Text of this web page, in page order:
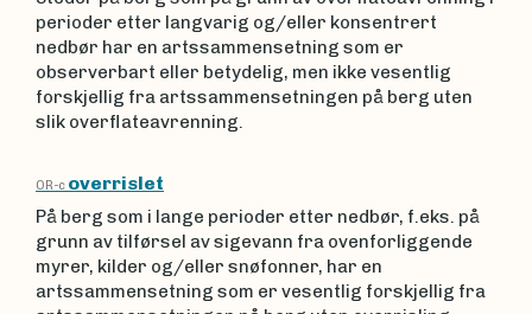
perioder etter langvarig og/eller konsentrert
nedbør har en artssammensetning som er
observerbart eller betydelig, men ikke vesentlig
forskjellig fra artssammensetningen på berg uten
slik overflateavrenning.
OR-c overrislet
På berg som i lange perioder etter nedbør, f.eks. på
grunn av tilførsel av sigevann fra ovenforliggende
myrer, kilder og/eller snøfonner, har en
artssammensetning som er vesentlig forskjellig fra